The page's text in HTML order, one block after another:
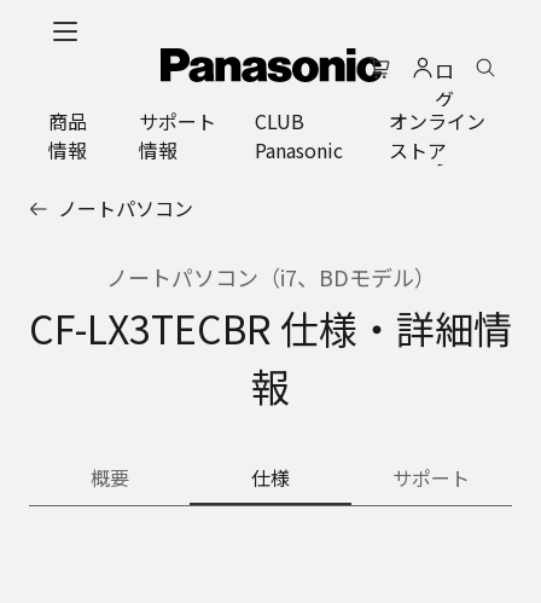
ロ
グ
イ
ン
商品
情報
サポート
情報
CLUB
Panasonic
オンライン
ストア
ノートパソコン
ノートパソコン（i7、BDモデル）
CF-LX3TECBR 仕様・詳細情
報
概要 仕様 サポート